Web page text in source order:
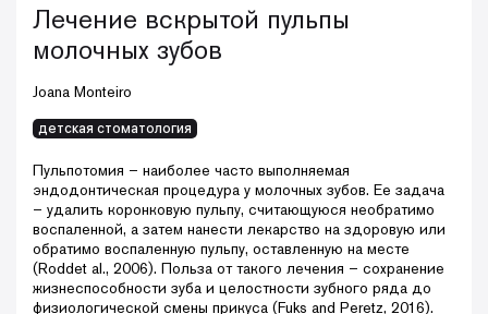
Лечение вскрытой пульпы
молочных зубов
Joana Monteiro
детская cтоматология
Пульпотомия – наиболее часто выполняемая
эндодонтическая процедура у молочных зубов. Ее задача
– удалить коронковую пульпу, считающуюся необратимо
воспаленной, а затем нанести лекарство на здоровую или
обратимо воспаленную пульпу, оставленную на месте
(Roddet al., 2006). Польза от такого лечения – сохранение
жизнеспособности зуба и целостности зубного ряда до
физиологической смены прикуса (Fuks and Peretz, 2016).